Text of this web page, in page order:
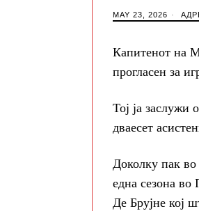
MAY 23, 2026
Капитенот на
прогласен за
Тој ја заслужи
дваесет
Доколку пак во
една сезона
Де Брујне кој